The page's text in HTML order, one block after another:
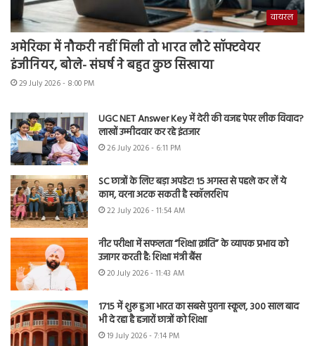
वायरल
अमेरिका में नौकरी नहीं मिली तो भारत लौटे सॉफ्टवेयर
इंजीनियर, बोले- संघर्ष ने बहुत कुछ सिखाया
29 July 2026 - 8:00 PM
UGC NET Answer Key में देरी की वजह पेपर लीक विवाद?
लाखों उम्मीदवार कर रहे इंतजार
26 July 2026 - 6:11 PM
SC छात्रों के लिए बड़ा अपडेट! 15 अगस्त से पहले कर लें ये
काम, वरना अटक सकती है स्कॉलरशिप
22 July 2026 - 11:54 AM
नीट परीक्षा में सफलता “शिक्षा क्रांति” के व्यापक प्रभाव को
उजागर करती है: शिक्षा मंत्री बैंस
20 July 2026 - 11:43 AM
1715 में शुरू हुआ भारत का सबसे पुराना स्कूल, 300 साल बाद
भी दे रहा है हजारों छात्रों को शिक्षा
19 July 2026 - 7:14 PM